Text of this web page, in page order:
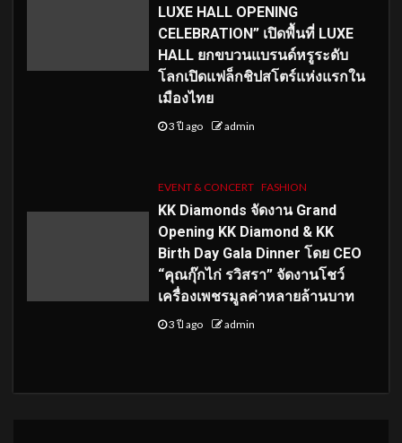
LUXE HALL OPENING
CELEBRATION” เปิดพื้นที่ LUXE
HALL ยกขบวนแบรนด์หรูระดับ
โลกเปิดแฟล็กชิปสโตร์แห่งแรกใน
เมืองไทย
3 ปี ago admin
EVENT & CONCERT FASHION
KK Diamonds จัดงาน Grand
Opening KK Diamond & KK
Birth Day Gala Dinner โดย CEO
“คุณกุ๊กไก่ รวิสรา” จัดงานโชว์
เครื่องเพชรมูลค่าหลายล้านบาท
3 ปี ago admin